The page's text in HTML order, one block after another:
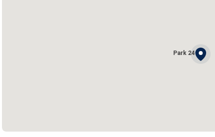
Park 24